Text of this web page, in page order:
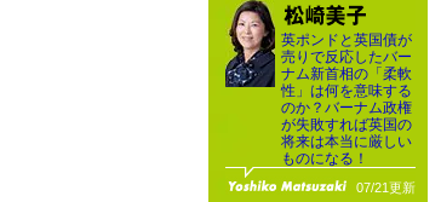
英ポンドと英国債が
売りで反応したバー
ナム新首相の「柔軟
性」は何を意味する
のか？バーナム政権
が失敗すれば英国の
将来は本当に厳しい
ものになる！
07/21更新